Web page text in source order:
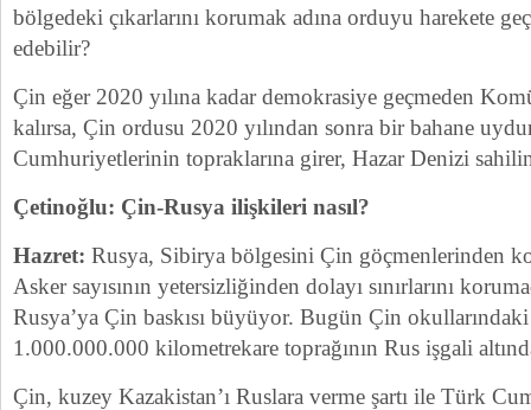
bölgedeki çıkarlarını korumak adına orduyu harekete
edebilir?
Çin eğer 2020 yılına kadar demokrasiye geçmeden
kalırsa, Çin ordusu 2020 yılından sonra bir bahane
Cumhuriyetlerinin topraklarına girer, Hazar Denizi
Çetinoğlu: Çin-Rusya ilişkileri nasıl?
Hazret: Rusya, Sibirya bölgesini Çin göçmenlerinden
Asker sayısının yetersizliğinden dolayı sınırlarını
Rusya’ya Çin baskısı büyüyor. Bugün Çin
1.000.000.000 kilometrekare toprağının Rus işgali
Çin, kuzey Kazakistan’ı Ruslara verme şartı ile Türk